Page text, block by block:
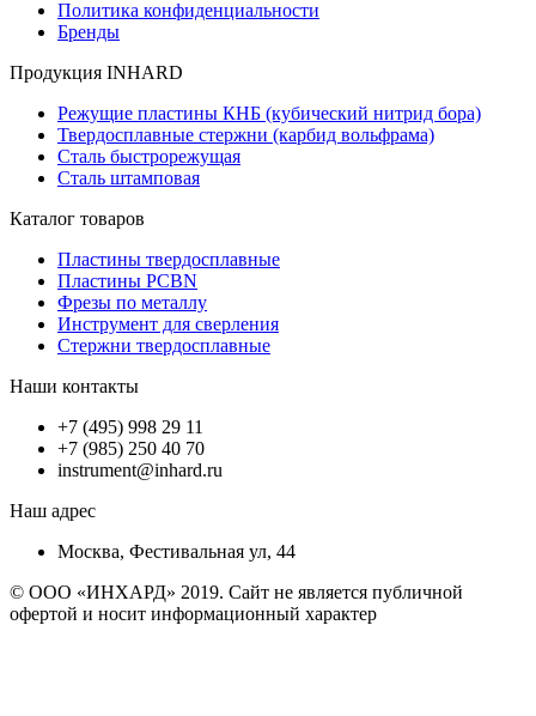
Политика конфиденциальности
Бренды
Продукция INHARD
Режущие пластины КНБ (кубический нитрид бора)
Твердосплавные стержни (карбид вольфрама)
Сталь быстрорежущая
Сталь штамповая
Каталог товаров
Пластины твердосплавные
Пластины PCBN
Фрезы по металлу
Инструмент для сверления
Стержни твердосплавные
Наши контакты
+7 (495) 998 29 11
+7 (985) 250 40 70
instrument@inhard.ru
Наш адрес
Москва, Фестивальная ул, 44
© ООО «ИНХАРД» 2019. Сайт не является публичной
офертой и носит информационный характер